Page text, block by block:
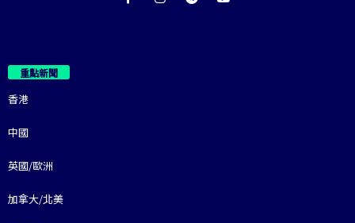
重點新聞
香港
中國
英國/歐洲
加拿大/北美